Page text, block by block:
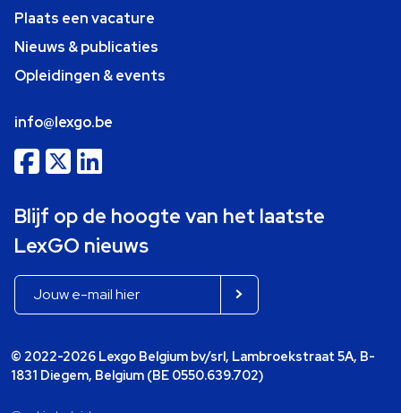
Plaats een vacature
Nieuws & publicaties
Opleidingen & events
info@lexgo.be
Blijf op de hoogte van het laatste
LexGO nieuws
© 2022-2026 Lexgo Belgium bv/srl, Lambroekstraat 5A, B-
1831 Diegem, Belgium (BE 0550.639.702)